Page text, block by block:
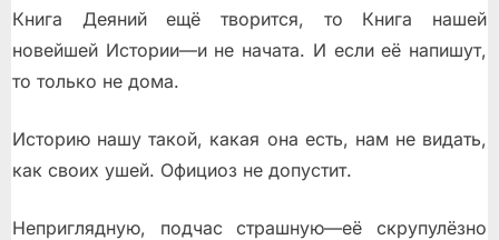
Книга Деяний ещё творится, то Книга нашей
новейшей Истории—и не начата. И если её напишут,
то только не дома.
Историю нашу такой, какая она есть, нам не видать,
как своих ушей. Официоз не допустит.
Неприглядную, подчас страшную—её скрупулёзно